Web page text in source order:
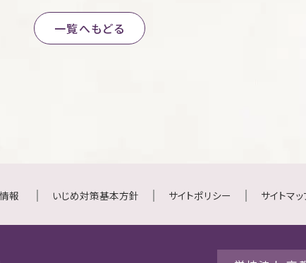
一覧へもどる
報 いじめ対策基本方針 サイトポリシー サイトマ